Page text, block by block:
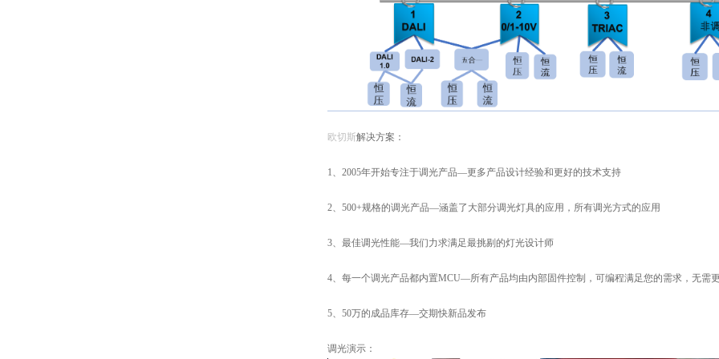
欧切斯解决方案：
1、2005年开始专注于调光产品—更多产品设计经验和更好的技术支持
2、500+规格的调光产品—涵盖了大部分调光灯具的应用，所有调光方式的应用
3、最佳调光性能—我们力求满足最挑剔的灯光设计师
4、每一个调光产品都内置MCU—所有产品均由内部固件控制，可编程满足您的需求，无需
5、50万的成品库存—交期快新品发布
调光演示：